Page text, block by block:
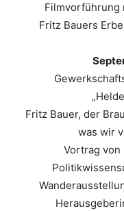
Filmvorführung
Fritz Bauers
Fritz Bauer, der
was wir
Vortrag von